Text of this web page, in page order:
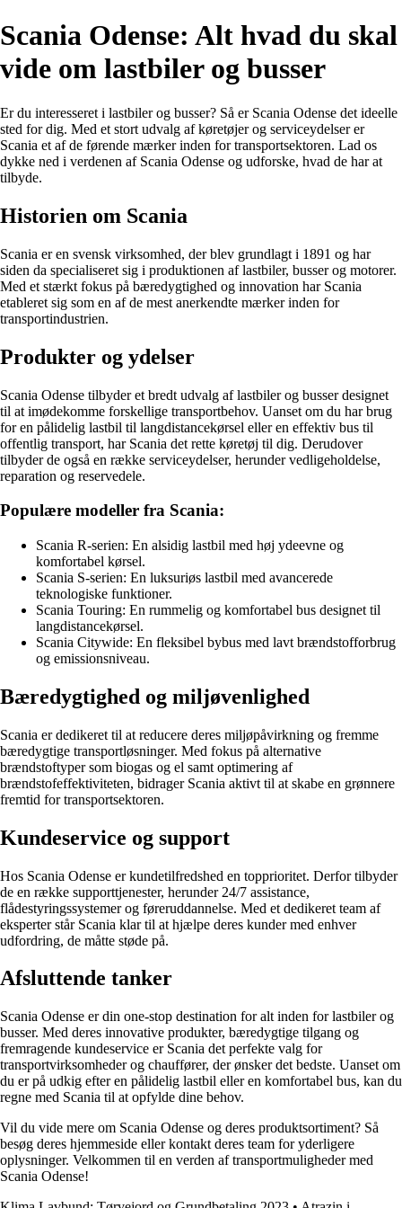
Scania Odense: Alt hvad du skal
vide om lastbiler og busser
Er du interesseret i lastbiler og busser? Så er Scania Odense det ideelle
sted for dig. Med et stort udvalg af køretøjer og serviceydelser er
Scania et af de førende mærker inden for transportsektoren. Lad os
dykke ned i verdenen af Scania Odense og udforske, hvad de har at
tilbyde.
Historien om Scania
Scania er en svensk virksomhed, der blev grundlagt i 1891 og har
siden da specialiseret sig i produktionen af lastbiler, busser og motorer.
Med et stærkt fokus på bæredygtighed og innovation har Scania
etableret sig som en af de mest anerkendte mærker inden for
transportindustrien.
Produkter og ydelser
Scania Odense tilbyder et bredt udvalg af lastbiler og busser designet
til at imødekomme forskellige transportbehov. Uanset om du har brug
for en pålidelig lastbil til langdistancekørsel eller en effektiv bus til
offentlig transport, har Scania det rette køretøj til dig. Derudover
tilbyder de også en række serviceydelser, herunder vedligeholdelse,
reparation og reservedele.
Populære modeller fra Scania:
Scania R-serien: En alsidig lastbil med høj ydeevne og
komfortabel kørsel.
Scania S-serien: En luksuriøs lastbil med avancerede
teknologiske funktioner.
Scania Touring: En rummelig og komfortabel bus designet til
langdistancekørsel.
Scania Citywide: En fleksibel bybus med lavt brændstofforbrug
og emissionsniveau.
Bæredygtighed og miljøvenlighed
Scania er dedikeret til at reducere deres miljøpåvirkning og fremme
bæredygtige transportløsninger. Med fokus på alternative
brændstoftyper som biogas og el samt optimering af
brændstofeffektiviteten, bidrager Scania aktivt til at skabe en grønnere
fremtid for transportsektoren.
Kundeservice og support
Hos Scania Odense er kundetilfredshed en topprioritet. Derfor tilbyder
de en række supporttjenester, herunder 24/7 assistance,
flådestyringssystemer og føreruddannelse. Med et dedikeret team af
eksperter står Scania klar til at hjælpe deres kunder med enhver
udfordring, de måtte støde på.
Afsluttende tanker
Scania Odense er din one-stop destination for alt inden for lastbiler og
busser. Med deres innovative produkter, bæredygtige tilgang og
fremragende kundeservice er Scania det perfekte valg for
transportvirksomheder og chauffører, der ønsker det bedste. Uanset om
du er på udkig efter en pålidelig lastbil eller en komfortabel bus, kan du
regne med Scania til at opfylde dine behov.
Vil du vide mere om Scania Odense og deres produktsortiment? Så
besøg deres hjemmeside eller kontakt deres team for yderligere
oplysninger. Velkommen til en verden af transportmuligheder med
Scania Odense!